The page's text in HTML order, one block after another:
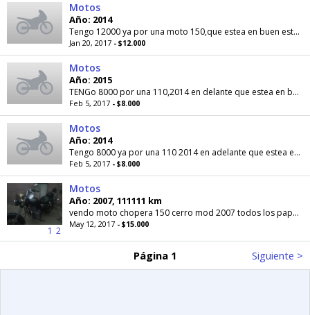
Motos
Año: 2014
Tengo 12000 ya por una moto 150,que estea en buen estado escucho
Jan 20, 2017 - $12.000
Motos
Año: 2015
TENGo 8000 por una 110,2014 en delante que estea en buenas condiciones escucho
Feb 5, 2017 - $8.000
Motos
Año: 2014
Tengo 8000 ya por una 110 2014 en adelante que estea en buenas condiciones,escucho
Feb 5, 2017 - $8.000
1 2
Motos
Año: 2007, 111111 km
vendo moto chopera 150 cerro mod 2007 todos los papeles titular itv mandar whspsap escucho
May 12, 2017 - $15.000
Página 1 Siguiente >